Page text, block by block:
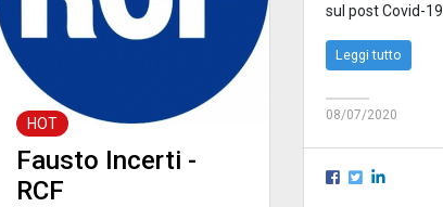
sul post Covid-19.
Leggi tutto
08/07/2020
HOT
Fausto Incerti -
RCF